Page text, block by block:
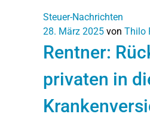
Steuer-Nachrichten
28. März 2025 von Thilo
Rentner:
privaten in